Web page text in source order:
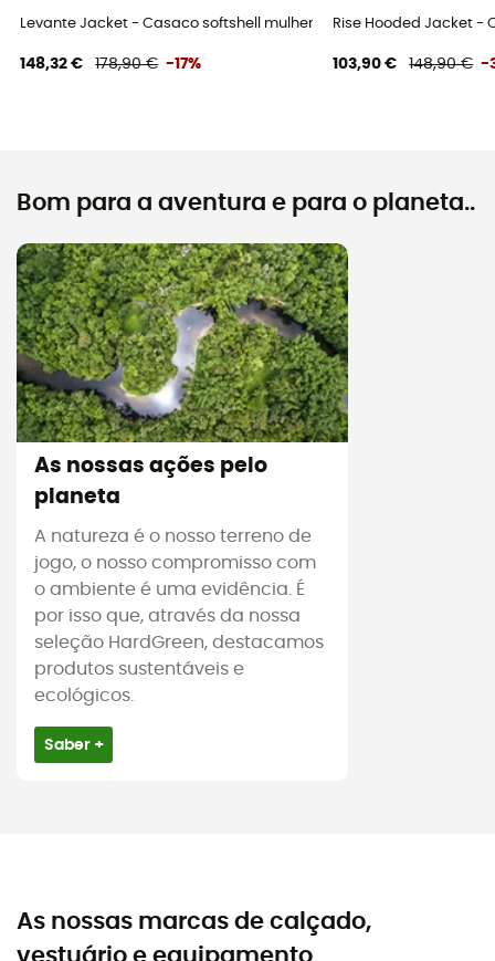
Levante Jacket - Casaco softshell mulher
148,32 € 178,90 € -17%
Rise Hooded Jacket -
103,90 € 148,90 € -
Bom para a aventura e para o planeta..
As nossas ações pelo
planeta
A natureza é o nosso terreno de
jogo, o nosso compromisso com
o ambiente é uma evidência. É
por isso que, através da nossa
seleção HardGreen, destacamos
produtos sustentáveis e
ecológicos.
Saber +
As nossas marcas de calçado,
vestuário e equipamento